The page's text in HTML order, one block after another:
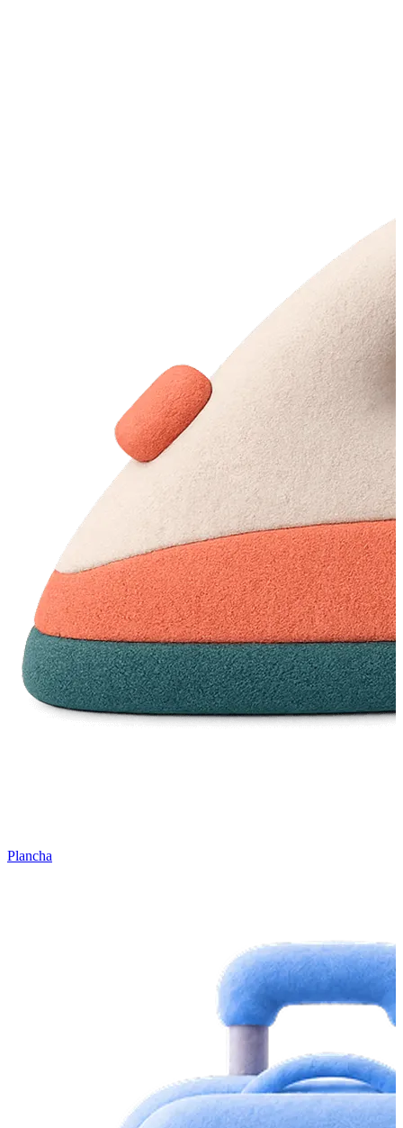
Plancha